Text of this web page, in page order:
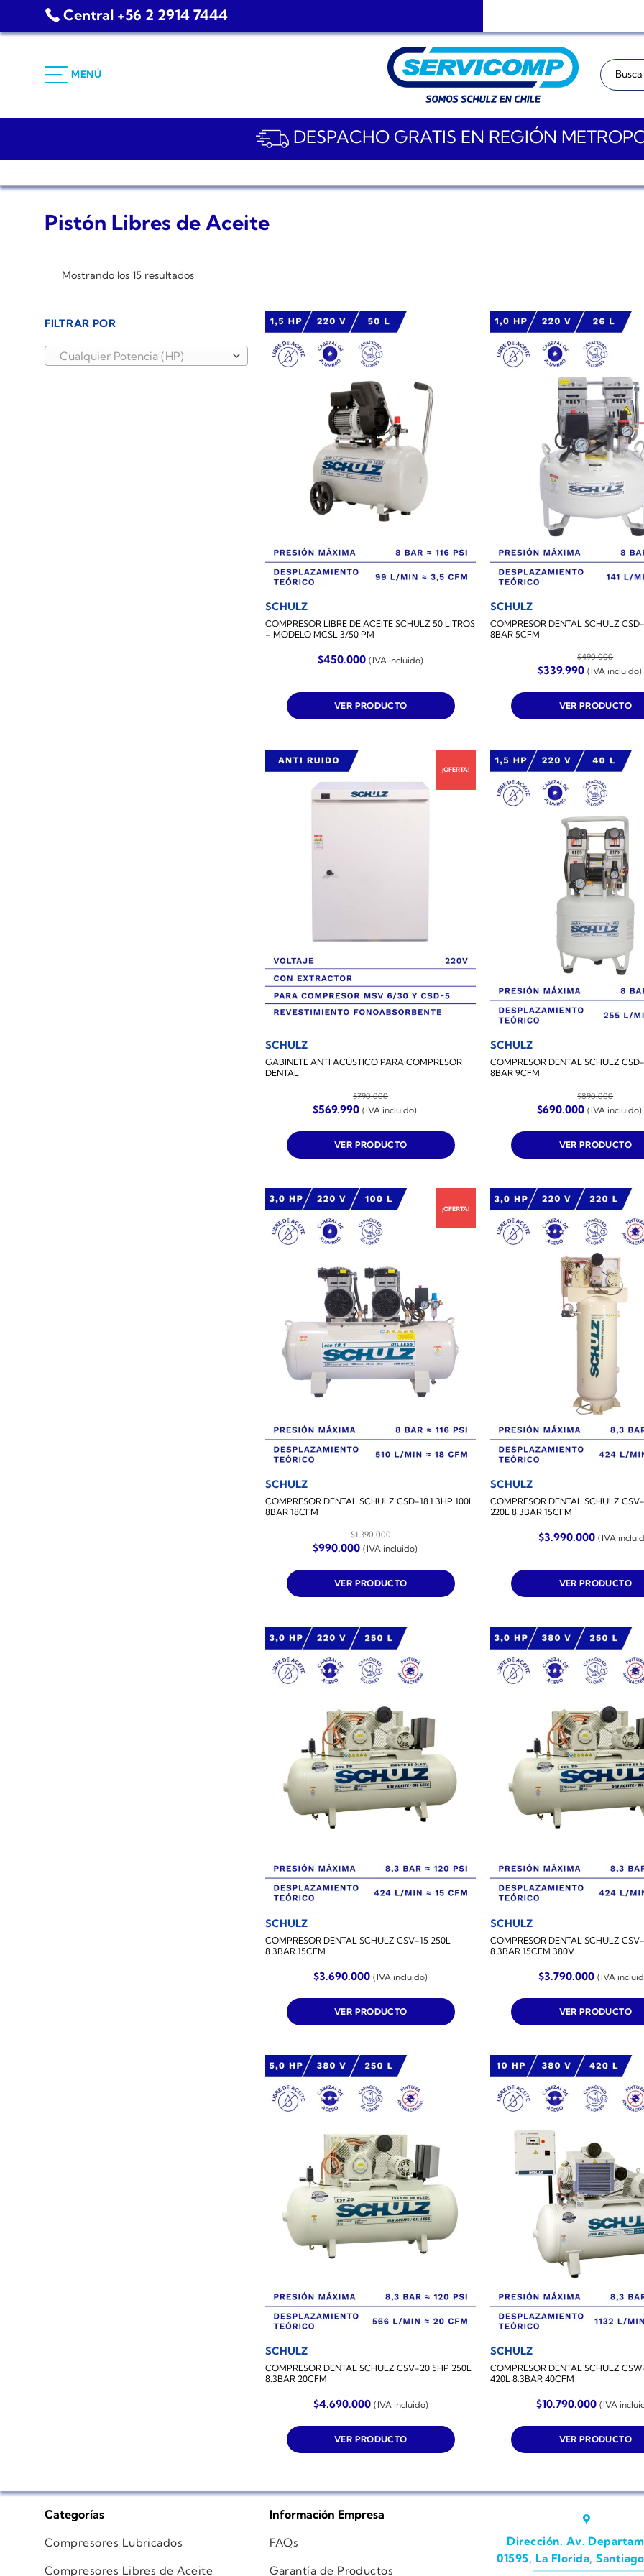
Central +56 2 2914 7444
MENÚ
Buscar:
DESPACHO GRATIS EN REGIÓN
Pistón Libres de Aceite
Mostrando los 15 resultados
FILTRAR POR
Cualquier Potencia (HP)
SCHULZ
COMPRESOR LIBRE DE ACEITE SCHULZ 50 LITROS
– MODELO MCSL 3/50 PM
$450.000 (IVA incluido)
VER PRODUCTO
SCHULZ
COMPRESOR DENTAL SCHULZ CSD-
8BAR 5CFM
$490.000
El
precio
original
$490.000.
$339.990El
precio
actual
es:
$339.990.
(IVA incluido)
VER PRODUCTO
¡OFERTA!
SCHULZ
GABINETE ANTI ACÚSTICO PARA COMPRESOR
DENTAL
$790.000
El
precio
$790.000.
$569.990El
precio
es:
$569.990.
(IVA incluido)
VER PRODUCTO
SCHULZ
COMPRESOR DENTAL SCHULZ
8BAR 9CFM
$890.000
El
precio
$890.000.
$690.000El
precio
es:
$690.000.
(IVA incluido)
VER PRODUCTO
¡OFERTA!
SCHULZ
COMPRESOR DENTAL SCHULZ CSD-18.1 3HP 100L
8BAR 18CFM
$1.390.000
El
precio
original
$1.390.000.
$990.000El
precio
actual
es:
$990.000.
(IVA incluido)
VER PRODUCTO
SCHULZ
COMPRESOR DENTAL SCHULZ
220L 8.3BAR 15CFM
$3.990.000 (IVA
VER PRODUCTO
SCHULZ
COMPRESOR DENTAL SCHULZ CSV-15 250L
8.3BAR 15CFM
$3.690.000 (IVA incluido)
VER PRODUCTO
SCHULZ
COMPRESOR DENTAL SCHULZ CSV-
8.3BAR 15CFM 380V
$3.790.000 (IVA
VER PRODUCTO
SCHULZ
COMPRESOR DENTAL SCHULZ CSV-20 5HP 250L
8.3BAR 20CFM
$4.690.000 (IVA incluido)
VER PRODUCTO
SCHULZ
COMPRESOR DENTAL SCHULZ
420L 8.3BAR 40CFM
$10.790.000 (IVA
VER PRODUCTO
Categorías
Compresores Lubricados
Compresores Libres de Aceite
Información Empresa
FAQs
Garantía de Productos
Dirección. Av.
01595, La Florida,